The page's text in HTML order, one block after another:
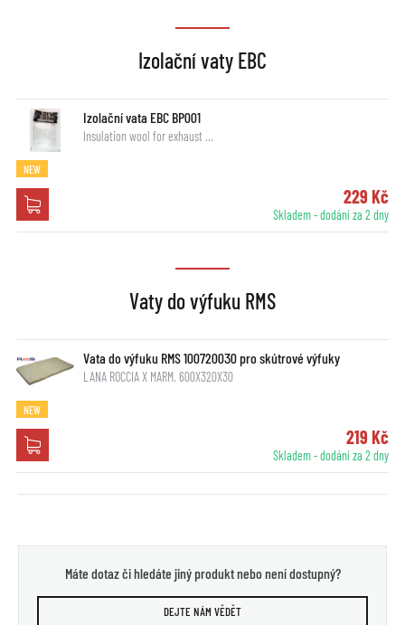
Izolační vaty EBC
Izolační vata EBC BP001
Insulation wool for exhaust …
NEW
229 Kč
Skladem - dodání za 2 dny
Vaty do výfuku RMS
Vata do výfuku RMS 100720030 pro skútrové výfuky
LANA ROCCIA X MARM. 600X320X30
NEW
219 Kč
Skladem - dodání za 2 dny
Máte dotaz či hledáte jiný produkt nebo není dostupný?
DEJTE NÁM VĚDĚT